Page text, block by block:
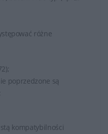
różne
poprzedzone są
kompatybilności